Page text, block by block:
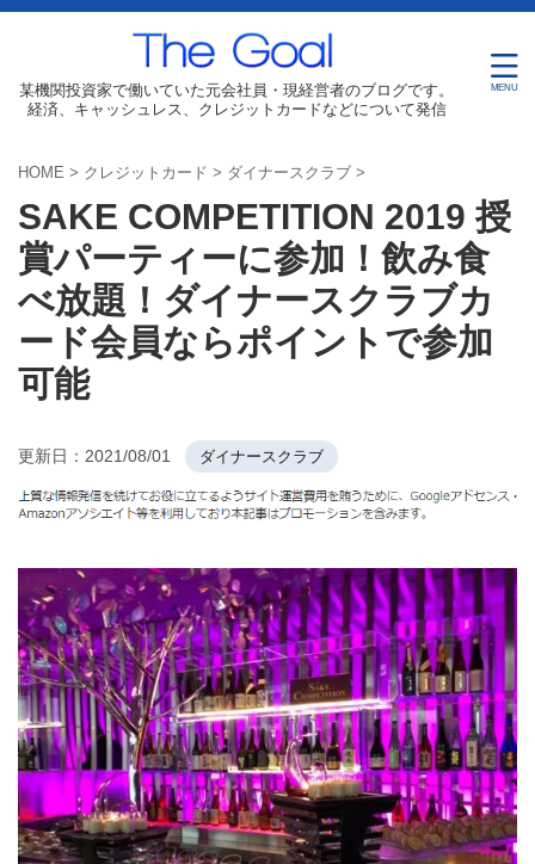
某機関投資家で働いていた元会社員・現経営者のブログです。
経済、キャッシュレス、クレジットカードなどについて発信
HOME > クレジットカード > ダイナースクラブ >
SAKE COMPETITION 2019 授
賞パーティーに参加！飲み食
べ放題！ダイナースクラブカ
ード会員ならポイントで参加
可能
更新日： 2021/08/01 ダイナースクラブ